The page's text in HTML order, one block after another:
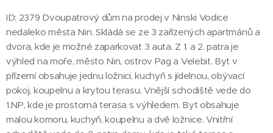
ID: 2379 Dvoupatrový dům na prodej v Ninski Vodice
nedaleko města Nin. Skládá se ze 3 zařízených apartmánů a
dvora, kde je možné zaparkovat 3 auta. Z 1. a 2. patra je
výhled na moře, město Nin, ostrov Pag a Velebit. Byt v
přízemí obsahuje jednu ložnici, kuchyň s jídelnou, obývací
pokoj, koupelnu a krytou terasu. Vnější schodiště vede do
1.NP, kde je prostorná terasa s výhledem. Byt obsahuje
malou komoru, kuchyň, koupelnu a dvě ložnice. Vnitřní